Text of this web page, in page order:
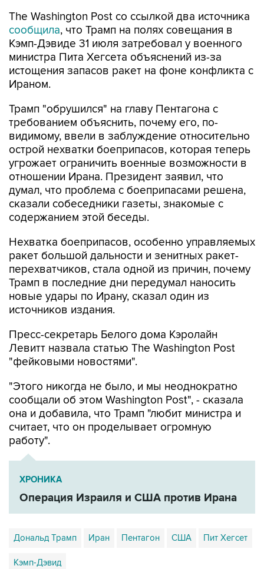
The Washington Post со ссылкой два источника
сообщила, что Трамп на полях совещания в
Кэмп-Дэвиде 31 июля затребовал у военного
министра Пита Хегсета объяснений из-за
истощения запасов ракет на фоне конфликта с
Ираном.
Трамп "обрушился" на главу Пентагона с
требованием объяснить, почему его, по-
видимому, ввели в заблуждение относительно
острой нехватки боеприпасов, которая теперь
угрожает ограничить военные возможности в
отношении Ирана. Президент заявил, что
думал, что проблема с боеприпасами решена,
сказали собеседники газеты, знакомые с
содержанием этой беседы.
Нехватка боеприпасов, особенно управляемых
ракет большой дальности и зенитных ракет-
перехватчиков, стала одной из причин, почему
Трамп в последние дни передумал наносить
новые удары по Ирану, сказал один из
источников издания.
Пресс-секретарь Белого дома Кэролайн
Левитт назвала статью The Washington Post
"фейковыми новостями".
"Этого никогда не было, и мы неоднократно
сообщали об этом Washington Post", - сказала
она и добавила, что Трамп "любит министра и
считает, что он проделывает огромную
работу".
ХРОНИКА
Операция Израиля и США против Ирана
Дональд Трамп Иран Пентагон США Пит Хегсет
Кэмп-Дэвид